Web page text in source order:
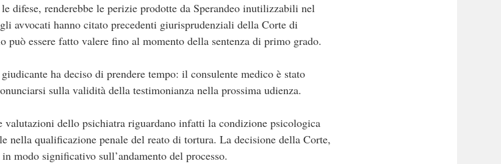
difese, renderebbe le perizie prodotte da Sperandeo inutilizzabili nel
avvocati hanno citato precedenti giurisprudenziali della Corte di
può essere fatto valere fino al momento della sentenza di primo grado.
ha deciso di prendere tempo: il consulente medico è stato
sulla validità della testimonianza nella prossima udienza.
dello psichiatra riguardano infatti la condizione psicologica
nella qualificazione penale del reato di tortura. La decisione della Corte,
modo significativo sull’andamento del processo.